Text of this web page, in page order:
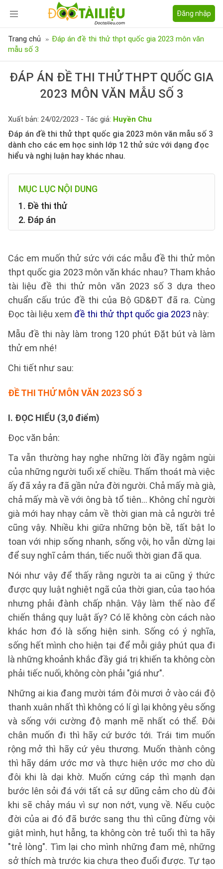
Đăng nhập
Trang chủ
Đáp án đề thi thử thpt quốc gia 2023 môn văn
mẫu số 3
ĐÁP ÁN ĐỀ THI THỬ THPT QUỐC GIA
2023 MÔN VĂN MẪU SỐ 3
Xuất bản: 24/02/2023 - Tác giả: Huyền Chu
Đáp án đề thi thử thpt quốc gia 2023 môn văn mẫu số 3
dành cho các em học sinh lớp 12 thử sức với dạng đọc
hiểu và nghị luận hay khác nhau.
MỤC LỤC NỘI DUNG
1. Đề thi thử
2. Đáp án
Các em muốn thử sức với các mẫu đề thi thử môn
thpt quốc gia 2023 môn văn khác nhau? Tham khảo
tài liệu đề thi thử môn văn 2023 số 3 dựa theo
chuẩn cấu trúc đề thi của Bộ GD&ĐT đã ra. Cùng
Đọc tài liệu xem đề thi thử thpt quốc gia 2023 này:
Mẫu đề thi này làm trong 120 phút Đặt bút và làm
thử em nhé!
Chi tiết như sau:
ĐỀ THI THỬMÔN VĂN 2023 SỐ 3
I. ĐỌC HIỂU (3,0 điểm)
Đọc văn bản:
Ta vẫn thường hay nghe những lời đầy ngậm ngùi
của những người tuổi xế chiều. Thấm thoát mà việc
ấy đã xảy ra đã gần nửa đời người. Chả mấy mà già,
chả mấy mà về với ông bà tổ tiên… Không chỉ người
già mới hay nhạy cảm về thời gian mà cả người trẻ
cũng vậy. Nhiều khi giữa những bộn bề, tất bật lo
toan với nhịp sống nhanh, sống vội, họ vẫn dừng lại
để suy nghĩ cảm thán, tiếc nuối thời gian đã qua.
Nói như vậy để thấy rằng người ta ai cũng ý thức
được quy luật nghiệt ngã của thời gian, của tạo hóa
nhưng phải đành chấp nhận. Vậy làm thế nào để
chiến thắng quy luật ấy? Có lẽ không còn cách nào
khác hơn đó là sống hiện sinh. Sống có ý nghĩa,
sống hết mình cho hiện tại để mỗi giây phút qua đi
là những khoảnh khắc đầy giá trị khiến ta không còn
phải tiếc nuối, không còn phải "giá như".
Những ai kia đang mười tám đôi mươi ở vào cái độ
thanh xuân nhất thì không có lí gì lại không yêu sống
và sống với cường độ mạnh mẽ nhất có thể. Đôi
chân muốn đi thì hãy cứ bước tới. Trái tim muốn
rộng mở thì hãy cứ yêu thương. Muốn thành công
thì hãy dám ước mơ và thực hiện ước mơ cho dù
đôi khi là dại khờ. Muốn cứng cáp thì mạnh dạn
bước lên sỏi đá với tất cả sự dũng cảm cho dù đôi
khi sẽ chảy máu vì sự non nớt, vụng về. Nếu cuộc
đời của ai đó đã bước sang thu thì cũng đừng vội
giật mình, hụt hẫng, ta không còn trẻ tuổi thì ta hãy
"trẻ lòng". Tìm lại cho mình những đam mê, những
sở thích mà trước kia chưa theo đuổi được. Tự tạo